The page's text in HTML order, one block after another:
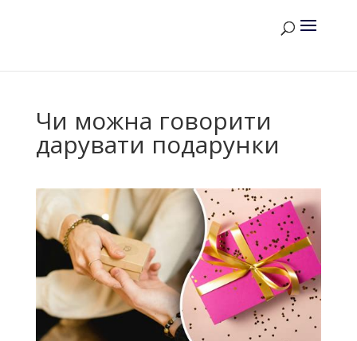
Чи можна говорити
дарувати подарунки